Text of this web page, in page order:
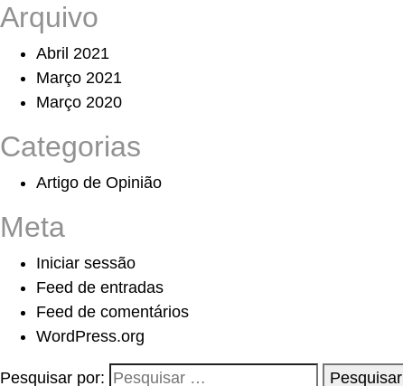
Arquivo
Abril 2021
Março 2021
Março 2020
Categorias
Artigo de Opinião
Meta
Iniciar sessão
Feed de entradas
Feed de comentários
WordPress.org
Pesquisar por: Pesquisar